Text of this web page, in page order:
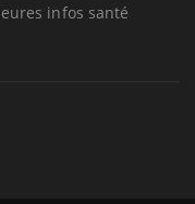
infos santé